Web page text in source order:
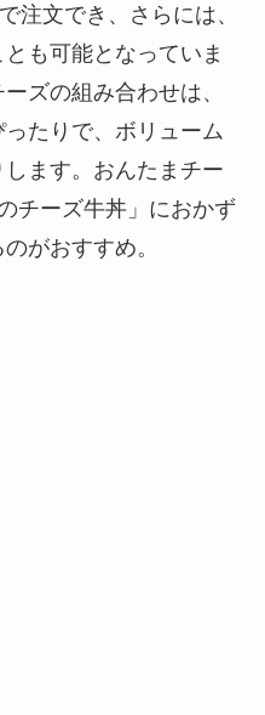
注文でき、さらには、
も可能となっていま
ズの組み合わせは、
たりで、ボリューム
ます。おんたまチー
チーズ牛丼」におかず
がおすすめ。